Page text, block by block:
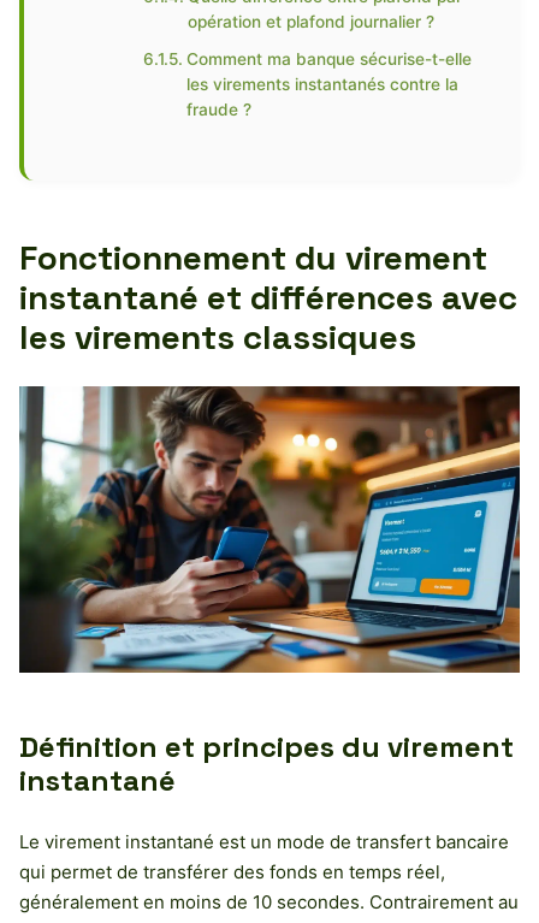
opération et plafond journalier ?
Comment ma banque sécurise-t-elle
les virements instantanés contre la
fraude ?
Fonctionnement du virement
instantané et différences avec
les virements classiques
Définition et principes du virement
instantané
Le virement instantané est un mode de transfert bancaire
qui permet de transférer des fonds en temps réel,
généralement en moins de 10 secondes. Contrairement au